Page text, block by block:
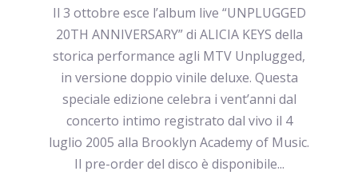
Il 3 ottobre esce l’album live “UNPLUGGED
20TH ANNIVERSARY” di ALICIA KEYS della
storica performance agli MTV Unplugged,
in versione doppio vinile deluxe. Questa
speciale edizione celebra i vent’anni dal
concerto intimo registrato dal vivo il 4
luglio 2005 alla Brooklyn Academy of Music.
Il pre-order del disco è disponibile...